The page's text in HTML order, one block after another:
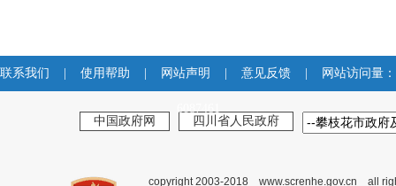
联系我们 使用帮助 网站声明 意见反馈 网站访问量：
6087461
中国政府网 四川省人民政府
copyright 2003-2018 www.screnhe.gov.cn all